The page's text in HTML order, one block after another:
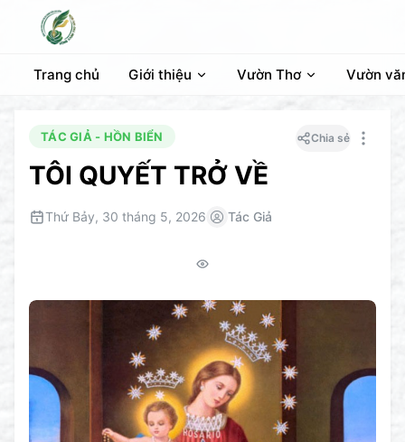
Trang chủ Giới thiệu Vườn Thơ Vườn
TÁC GIẢ - HỒN BIỂN
TÔI QUYẾT TRỞ VỀ
Chia sẻ
Thứ Bảy, 30 tháng 5, 2026 Tác Giả